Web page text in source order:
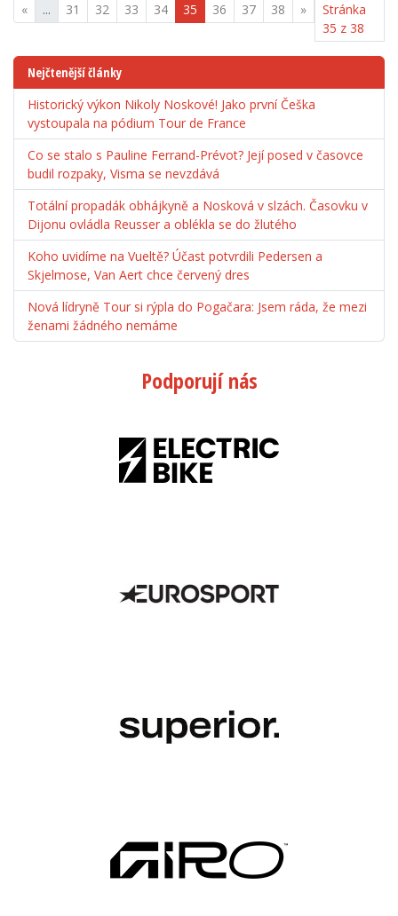
« ... 31 32 33 34 35 36 37 38 »
Stránka
35 z 38
Nejčtenější články
Historický výkon Nikoly Noskové! Jako první Češka
vystoupala na pódium Tour de France
Co se stalo s Pauline Ferrand-Prévot? Její posed v časovce
budil rozpaky, Visma se nevzdává
Totální propadák obhájkyně a Nosková v slzách. Časovku v
Dijonu ovládla Reusser a oblékla se do žlutého
Koho uvidíme na Vueltě? Účast potvrdili Pedersen a
Skjelmose, Van Aert chce červený dres
Nová lídryně Tour si rýpla do Pogačara: Jsem ráda, že mezi
ženami žádného nemáme
Podporují nás